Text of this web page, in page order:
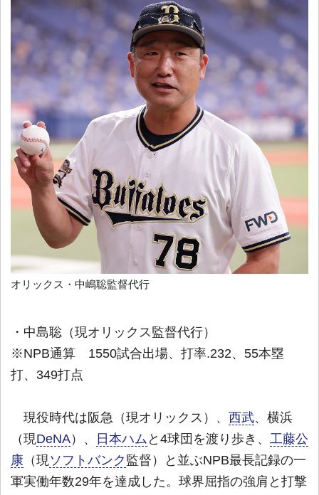
オリックス・中嶋聡監督代行
・中島聡（現オリックス監督代行）
※NPB通算 1550試合出場、打率.232、55本塁
打、349打点
現役時代は阪急（現オリックス）、 西武、横浜
（現DeNA）、 日本ハム と4球団を渡り歩き、 工藤公
康 （現ソフトバンク 監督）と並ぶNPB最長記録の一
軍実働年数29年を達成した。球界屈指の強肩と打撃